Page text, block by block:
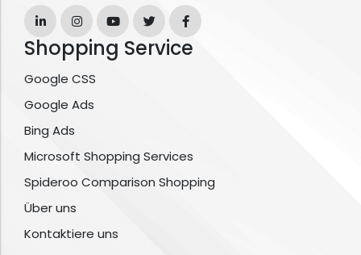
Shopping Service
Google CSS
Google Ads
Bing Ads
Microsoft Shopping Services
Spideroo Comparison Shopping
Über uns
Kontaktiere uns